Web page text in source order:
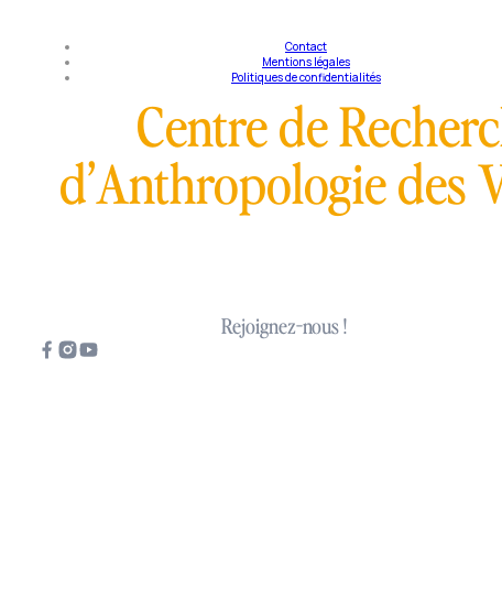
Contact
Mentions légales
Politiques de confidentialités
Centre de
d’Anthropologie des
Rejoignez-nous !